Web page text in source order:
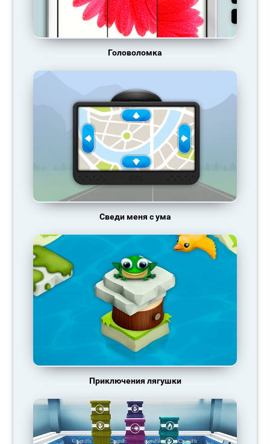
Головоломка
Сведи меня с ума
Приключения лягушки